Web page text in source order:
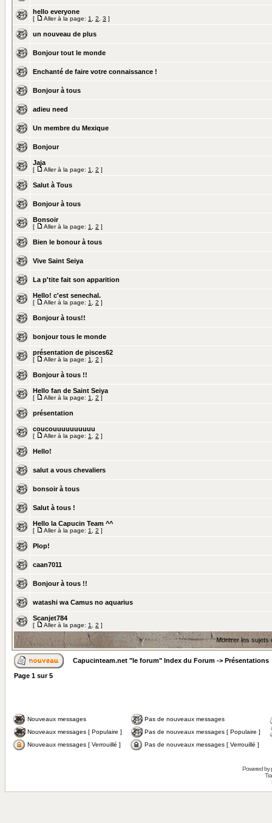
hello everyone
[ Aller à la page: 1 2 3 ]
un nouveau de plus
Bonjour tout le monde
Enchanté de faire votre connaissance !
Bonjour à tous
adieu need
Un membre du Mexique
Bonjour
Jaja
[ Aller à la page: 1 2 ]
Salut à Tous
Bonjour à tous
Bonsoir
[ Aller à la page: 1 2 ]
Bien le bonour à tous
Vive Saint Seiya
La p'tite fait son apparition
Hello! c'est senechal.
[ Aller à la page: 1 2 ]
Bonjour à tous!!
bonjour tous le monde
présentation de pisces62
[ Aller à la page: 1 2 ]
Bonjour à tous !!
Hello fan de Saint Seiya
[ Aller à la page: 1 2 ]
présentation
coucouuuuuuuuuu
[ Aller à la page: 1 2 ]
Hello!
salut a vous chevaliers
bonsoir à tous
Salut à tous !
Hello la Capucin Team ^^
[ Aller à la page: 1 2 ]
Plop!
caan7011
Bonjour à tous !!
watashi wa Camus no aquarius
Scanjet784
[ Aller à la page: 1 2 ]
Montrer les sujets
Capucinteam.net "le forum" Index du Forum -> Présentations
Page 1 sur5
Nouveaux messages
Pas de nouveaux messages
Nouveaux messages [ Populaire ]
Pas de nouveaux messages [ Populaire ]
Nouveaux messages [ Verrouillé ]
Pas de nouveaux messages [ Verrouillé ]
Powered by